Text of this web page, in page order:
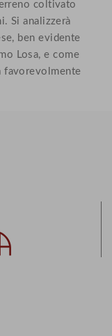
coltivato
Si analizzerà
ben evidente
Losa, e come
favorevolmente